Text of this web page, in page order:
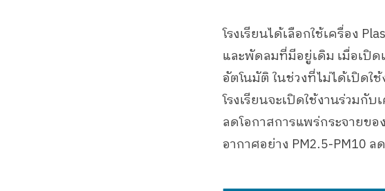
โรงเรียนได้เลือกใช้เครื่อง
และพัดลมที่มีอยู่เดิม เมื่อเปิ
อัตโนมัติ ในช่วงที่ไม่ได้เปิดใ
โรงเรียนจะเปิดใช้งานร่วมกั
ลดโอกาสการแพร่กระจายข
อากาศอย่าง PM2.5-PM10